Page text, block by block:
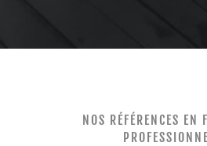
NOS RÉFÉRENCES EN